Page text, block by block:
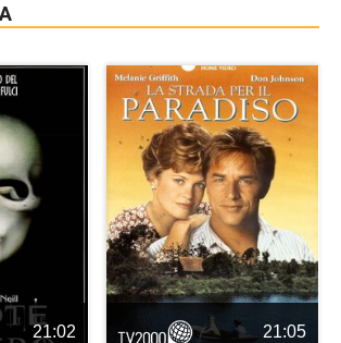
21:02 21:05